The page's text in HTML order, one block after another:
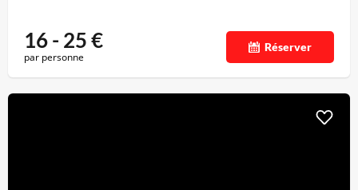
16 - 25€
par personne
Réserver